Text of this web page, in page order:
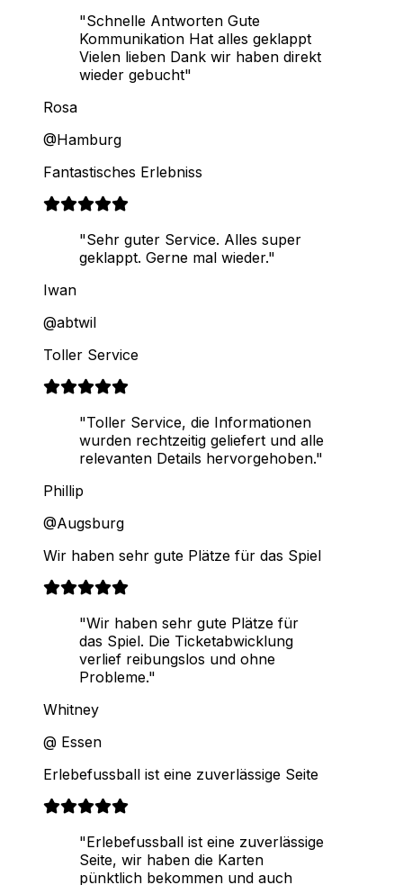
"Schnelle Antworten Gute
Kommunikation Hat alles geklappt
Vielen lieben Dank wir haben direkt
wieder gebucht"
Rosa
@Hamburg
Fantastisches Erlebniss
"Sehr guter Service. Alles super
geklappt. Gerne mal wieder."
Iwan
@abtwil
Toller Service
"Toller Service, die Informationen
wurden rechtzeitig geliefert und alle
relevanten Details hervorgehoben."
Phillip
@Augsburg
Wir haben sehr gute Plätze für das Spiel
"Wir haben sehr gute Plätze für
das Spiel. Die Ticketabwicklung
verlief reibungslos und ohne
Probleme."
Whitney
@ Essen
Erlebefussball ist eine zuverlässige Seite
"Erlebefussball ist eine zuverlässige
Seite, wir haben die Karten
pünktlich bekommen und auch